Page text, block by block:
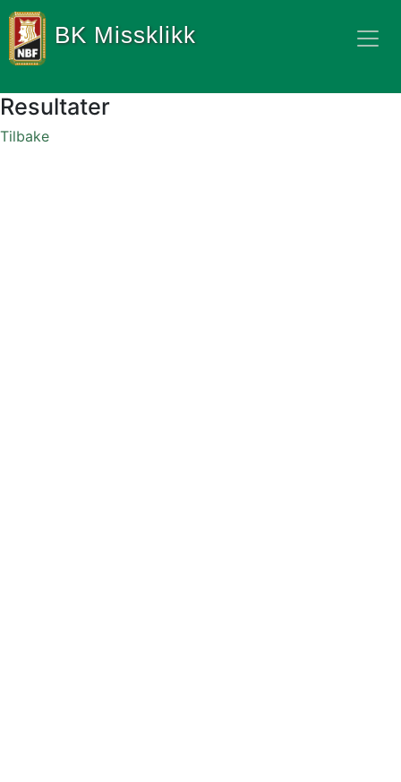
BK Missklikk
Resultater
Tilbake